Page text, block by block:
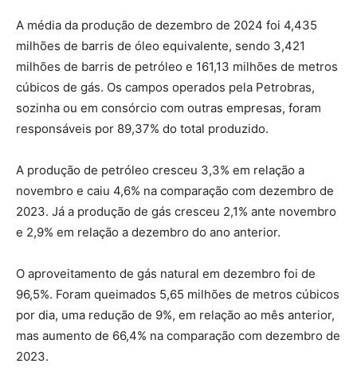
A média da produção de dezembro de 2024 foi 4,435
milhões de barris de óleo equivalente, sendo 3,421
milhões de barris de petróleo e 161,13 milhões de metros
cúbicos de gás. Os campos operados pela Petrobras,
sozinha ou em consórcio com outras empresas, foram
responsáveis por 89,37% do total produzido.
A produção de petróleo cresceu 3,3% em relação a
novembro e caiu 4,6% na comparação com dezembro de
2023. Já a produção de gás cresceu 2,1% ante novembro
e 2,9% em relação a dezembro do ano anterior.
O aproveitamento de gás natural em dezembro foi de
96,5%. Foram queimados 5,65 milhões de metros cúbicos
por dia, uma redução de 9%, em relação ao mês anterior,
mas aumento de 66,4% na comparação com dezembro de
2023.